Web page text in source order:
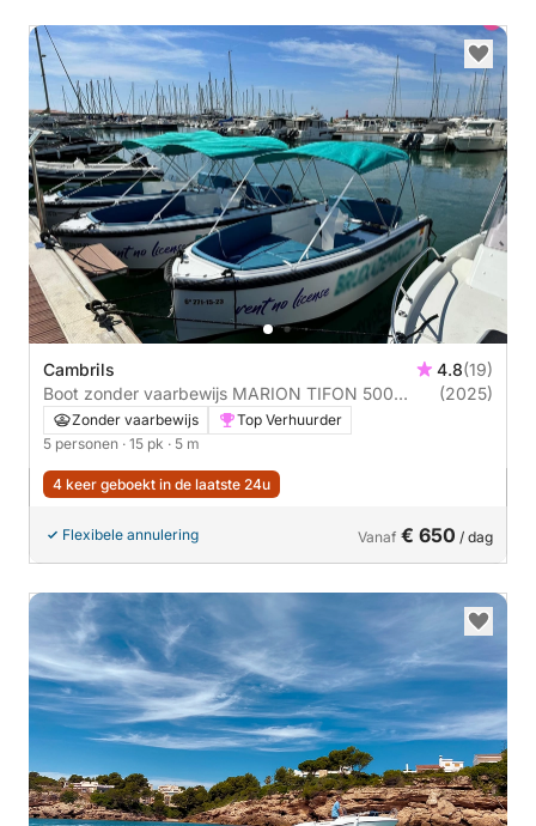
Cambrils 4.8(19)
Boot zonder vaarbewijs MARION TIFON 500
CLASSIC 15pk
(2025)
Zonder vaarbewijs
Top Verhuurder
5 personen · 15 pk · 5 m
4 keer geboekt in de laatste 24u
Flexibele annulering Vanaf € 650 / dag